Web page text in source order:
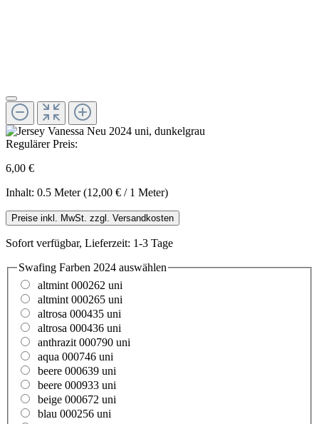
Regulärer Preis:
6,00 €
Inhalt: 0.5 Meter(12,00 € / 1 Meter)
Preise inkl. MwSt. zzgl. Versandkosten
Sofort verfügbar, Lieferzeit: 1-3 Tage
Swafing Farben 2024 auswählen
altmint 000262 uni
altmint 000265 uni
altrosa 000435 uni
altrosa 000436 uni
anthrazit 000790 uni
aqua 000746 uni
beere 000639 uni
beere 000933 uni
beige 000672 uni
blau 000256 uni